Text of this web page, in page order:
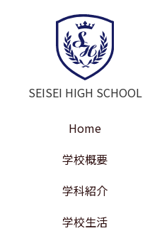
SEISEI HIGH SCHOOL
Home
学校概要
学科紹介
学校生活